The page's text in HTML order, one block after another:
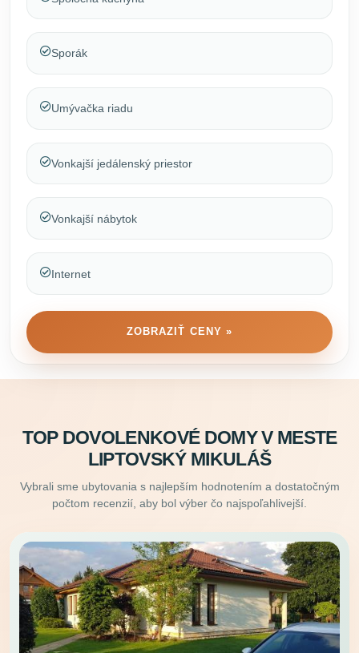
Sporák
Umývačka riadu
Vonkajší jedálenský priestor
Vonkajší nábytok
Internet
ZOBRAZIŤ CENY »
TOP DOVOLENKOVÉ DOMY V MESTE
LIPTOVSKÝ MIKULÁŠ
Vybrali sme ubytovania s najlepším hodnotením a dostatočným
počtom recenzií, aby bol výber čo najspoľahlivejší.